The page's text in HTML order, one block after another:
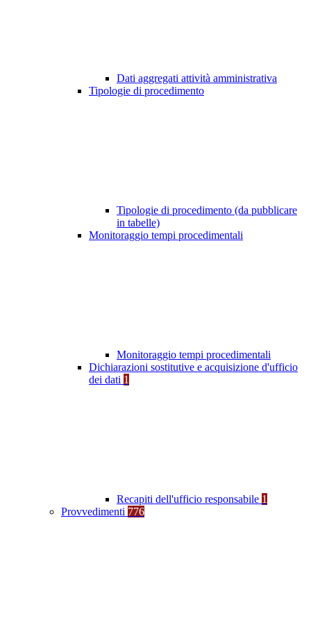
Dati aggregati attività amministrativa
Tipologie di procedimento
Tipologie di procedimento (da pubblicare
in tabelle)
Monitoraggio tempi procedimentali
Monitoraggio tempi procedimentali
Dichiarazioni sostitutive e acquisizione d'ufficio
dei dati 1
Recapiti dell'ufficio responsabile 1
Provvedimenti 776